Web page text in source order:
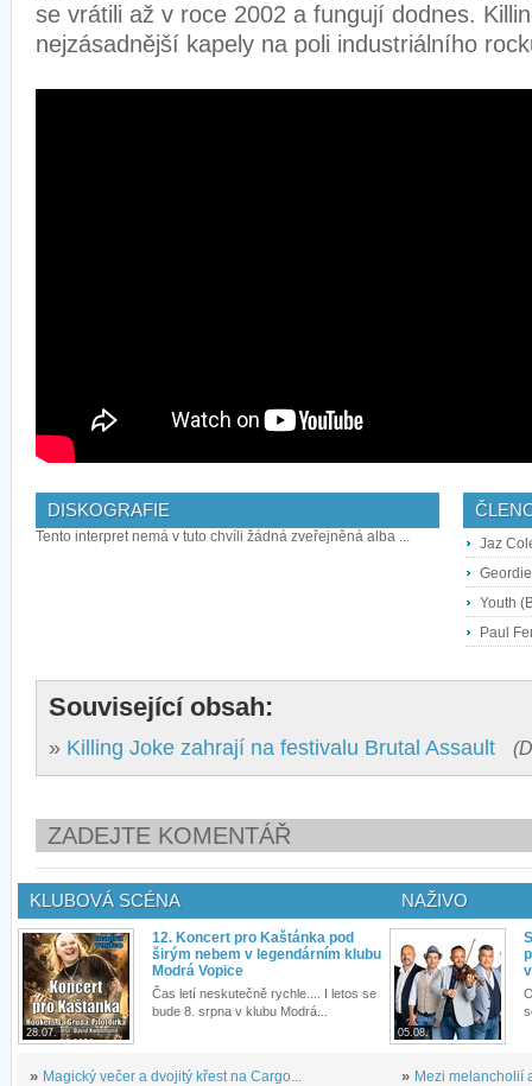
se vrátili až v roce 2002 a fungují dodnes.
nejzásadnější kapely na poli industriálního
DISKOGRAFIE
Tento interpret nemá v tuto chvíli žádná zveřejněná alba ...
Jaz
Youth
Paul
Související obsah:
» Killing Joke zahrají na festivalu Brutal Assault
ZADEJTE KOMENTÁŘ
KLUBOVÁ SCÉNA
28.07.
12. Koncert pro Kaštánka pod
širým nebem v legendárním klubu
Modrá Vopice
Čas letí neskutečně rychle.... I letos se
bude 8. srpna v klubu Modrá...
» Magický večer a dvojitý křest na Cargo...
NAŽIVO
05.08.
» Mezi melancholií